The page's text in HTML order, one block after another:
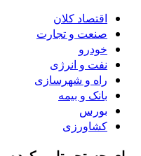
اقتصاد کلان
صنعت و تجارت
خودرو
نفت و انرژی
راه و شهرسازی
بانک و بیمه
بورس
کشاورزی